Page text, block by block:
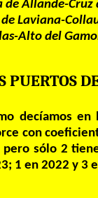
Allande-Cruz
Laviana-
Alto del
PUERTOS
decíamos
con
sólo 2
1 en 2022 y 3